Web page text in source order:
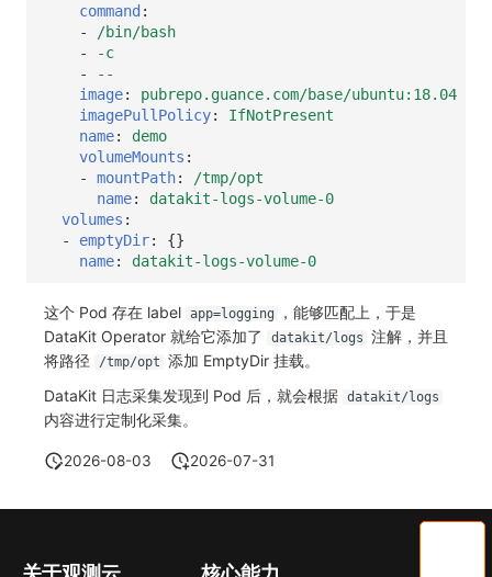
command :
-
/bin/bash
-
-c
-
--
image:
pubrepo.guance.com/base/ubuntu:18.04
imagePullPolicy:
IfNotPresent
name:
demo
volumeMounts :
-
mountPath:
/tmp/opt
name:
datakit-logs-volume-0
volumes :
-
emptyDir:
{}
name: datakit-logs-volume-0
这个 Pod 存在 label app=logging
，能够匹配上，于是
DataKit Operator 就给它添加了
datakit/logs 注解，并且
将路径
/tmp/opt 添加 EmptyDir 挂载。
DataKit 日志采集发现到 Pod 后，就会根据 datakit/logs
内容进行定制化采集。
2026-08-03 2026-07-31